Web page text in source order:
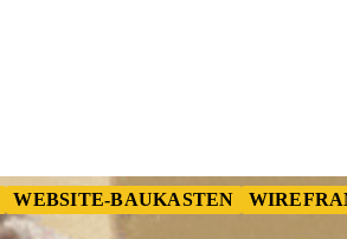
WEBSITE-BAUKASTEN